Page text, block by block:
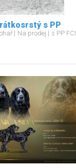
s PP
Na prodej s PP FCI